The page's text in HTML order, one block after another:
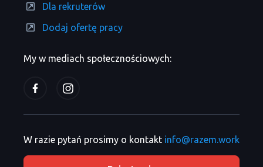
My w mediach społecznościowych:
Dla rekruterów
Dodaj ofertę pracy
W razie pytań prosimy o kontakt info@razem.work